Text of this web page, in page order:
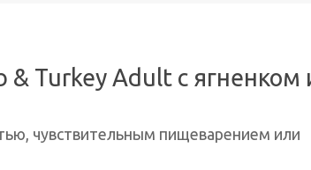
Turkey Adult с ягненком
чувствительным пищеварением или